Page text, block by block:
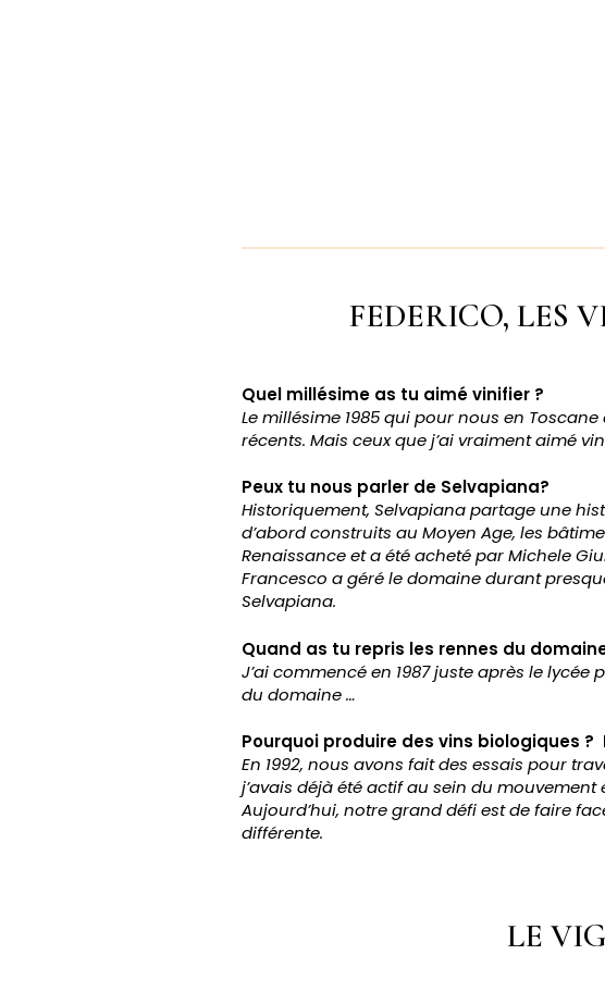
FEDERICO, LES
Quel millésime as tu aimé vinifier ?
Le millésime 1985 qui pour nous en
récents. Mais ceux que j’ai vraiment aimé
Peux tu nous parler de Selvapiana?
Historiquement, Selvapiana partage une
d’abord construits au Moyen Age, les
Renaissance et a été acheté par Michele
Francesco a géré le domaine durant
Selvapiana.
Quand as tu repris les rennes du
J’ai commencé en 1987 juste après le
du domaine …
Pourquoi produire des vins biologiques
En 1992, nous avons fait des essais pour
j’avais déjà été actif au sein du mouvement
Aujourd’hui, notre grand défi est de faire
différente.
LE